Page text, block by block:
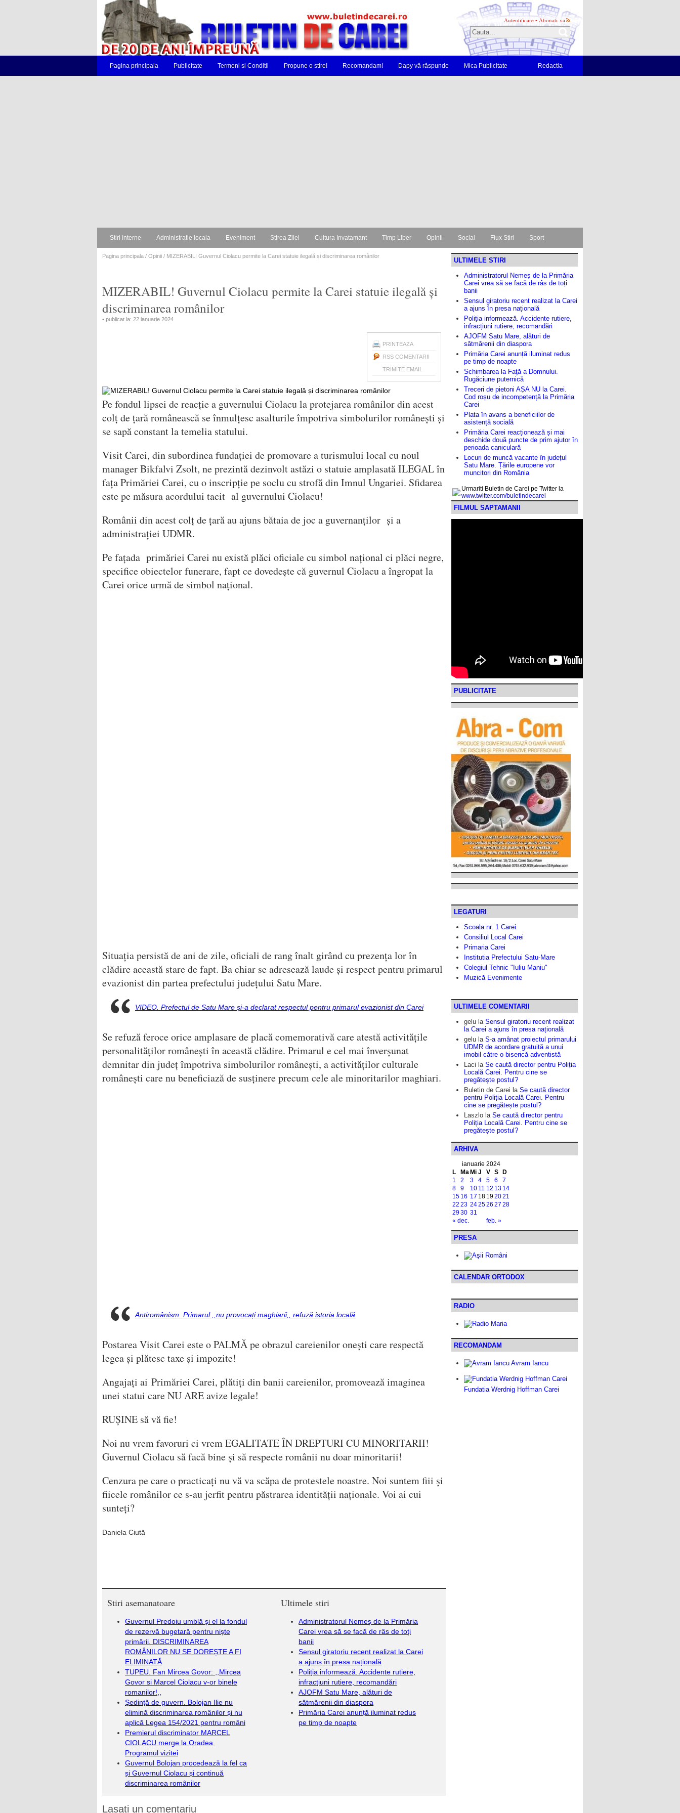
Autentificare • Abonati-va
Pagina principala Publicitate Termeni si Conditii Propune o stire! Recomandam! Dapy vă răspunde Mica Publicitate Redactia
Stiri interne Administratie locala Eveniment Stirea Zilei Cultura Invatamant Timp Liber Opinii Social Flux Stiri Sport
Pagina principala / Opinii / MIZERABIL! Guvernul Ciolacu permite la Carei statuie ilegală și discriminarea românilor
MIZERABIL! Guvernul Ciolacu permite la Carei statuie ilegală și
discriminarea românilor
• publicat la: 22 ianuarie 2024
PRINTEAZA
RSS COMENTARII
TRIMITE EMAIL
Pe fondul lipsei de reacție a guvernului Ciolacu la protejarea românilor din acest
colț de țară românească se înmulțesc asalturile împotriva simbolurilor românești și
se sapă constant la temelia statului.
Visit Carei, din subordinea fundației de promovare a turismului local cu noul
manager Bikfalvi Zsolt, ne prezintă dezinvolt astăzi o statuie amplasată ILEGAL în
fața Primăriei Carei, cu o inscripție pe soclu cu strofă din Imnul Ungariei. Sfidarea
este pe măsura acordului tacit al guvernului Ciolacu!
Românii din acest colț de țară au ajuns bătaia de joc a guvernanților și a
administrației UDMR.
Pe fațada primăriei Carei nu există plăci oficiale cu simbol național ci plăci negre,
specifice obiectelor funerare, fapt ce dovedește că guvernul Ciolacu a îngropat la
Carei orice urmă de simbol național.
Situația persistă de ani de zile, oficiali de rang înalt girând cu prezența lor în
clădire această stare de fapt. Ba chiar se adresează laude și respect pentru primarul
evazionist din partea prefectului județului Satu Mare.
VIDEO. Prefectul de Satu Mare și-a declarat respectul pentru primarul evazionist din Carei
Se refuză feroce orice amplasare de placă comemorativă care atestă activitățile
personalităților românești în această clădire. Primarul e cel mai înverșunat
demnitar din județ împotriva simbolurilor românești, a activităților culturale
românești care nu beneficiază de susținere precum cele ale minoritarilor maghiari.
Antiromânism. Primarul ,,nu provocați maghiarii,, refuză istoria locală
Postarea Visit Carei este o PALMĂ pe obrazul careienilor onești care respectă
legea și plătesc taxe și impozite!
Angajați ai Primăriei Carei, plătiți din banii careienilor, promovează imaginea
unei statui care NU ARE avize legale!
RUȘINE să vă fie!
Noi nu vrem favoruri ci vrem EGALITATE ÎN DREPTURI CU MINORITARII!
Guvernul Ciolacu să facă bine și să respecte românii nu doar minoritarii!
Cenzura pe care o practicați nu vă va scăpa de protestele noastre. Noi suntem fiii și
fiicele românilor ce s-au jerfit pentru păstrarea identității naționale. Voi ai cui
sunteți?
Daniela Ciută
Stiri asemanatoare
Guvernul Predoiu umblă și el la fondul
de rezervă bugetară pentru niște
primării. DISCRIMINAREA
ROMÂNILOR NU SE DOREȘTE A FI
ELIMINATĂ
TUPEU. Fan Mircea Govor: ,,Mircea
Govor si Marcel Ciolacu v-or binele
romanilor!,,
Ședință de guvern. Bolojan Ilie nu
elimină discriminarea românilor și nu
aplică Legea 154/2021 pentru români
Premierul discriminator MARCEL
CIOLACU merge la Oradea.
Programul vizitei
Guvernul Bolojan procedează la fel ca
și Guvernul Ciolacu și continuă
discriminarea românilor
Ultimele stiri
Administratorul Nemeș de la Primăria
Carei vrea să se facă de râs de toți
banii
Sensul giratoriu recent realizat la Carei
a ajuns în presa națională
Poliția informează. Accidente rutiere,
infracțiuni rutiere, recomandări
AJOFM Satu Mare, alături de
sătmărenii din diaspora
Primăria Carei anunță iluminat redus
pe timp de noapte
Lasati un comentariu
ULTIMELE STIRI
Administratorul Nemeș de la Primăria
Carei vrea să se facă de râs de toți
banii
Sensul giratoriu recent realizat la Carei
a ajuns în presa națională
Poliția informează. Accidente rutiere,
infracțiuni rutiere, recomandări
AJOFM Satu Mare, alături de
sătmărenii din diaspora
Primăria Carei anunță iluminat redus
pe timp de noapte
Schimbarea la Faţă a Domnului.
Rugăciune puternică
Treceri de pietoni AȘA NU la Carei.
Cod roșu de incompetență la Primăria
Carei
Plata în avans a beneficiilor de
asistență socială
Primăria Carei reacționează și mai
deschide două puncte de prim ajutor în
perioada caniculară
Locuri de muncă vacante în județul
Satu Mare. Țările europene vor
muncitori din România
Urmariti Buletin de Carei pe Twitter la
www.twitter.com/buletindecarei
FILMUL SAPTAMANII
PUBLICITATE
LEGATURI
Scoala nr. 1 Carei
Consiliul Local Carei
Primaria Carei
Institutia Prefectului Satu-Mare
Colegiul Tehnic "Iuliu Maniu"
Muzică Evenimente
ULTIMELE COMENTARII
gelu la Sensul giratoriu recent realizat
la Carei a ajuns în presa națională
gelu la S-a amânat proiectul primarului
UDMR de acordare gratuită a unui
imobil către o biserică adventistă
Laci la Se caută director pentru Poliția
Locală Carei. Pentru cine se
pregătește postul?
Buletin de Carei la Se caută director
pentru Poliția Locală Carei. Pentru
cine se pregătește postul?
Laszlo la Se caută director pentru
Poliția Locală Carei. Pentru cine se
pregătește postul?
ARHIVA
ianuarie 2024
L
Ma Mi J V S D
« dec. feb. »
1 2 3 4 5 6
7
8
9 10 11 12 13 14
15 16 17 18 192021
22 23 242526 27 28
2930 31
PRESA
CALENDAR ORTODOX
RADIO
RECOMANDAM
Avram Iancu
Fundatia Werdnig Hoffman Carei